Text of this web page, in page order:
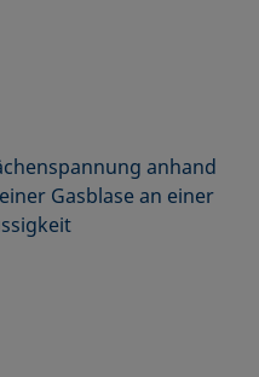
anhand
Gasblase an einer